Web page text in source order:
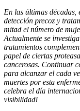
En las últimas décadas,
detección precoz y
mitad el número de
Actualmente se
tratamientos
papel de ciertas
cancerosas. Continuar
para alcanzar el cada
muertes por esta
celebra el día
visibilidad!